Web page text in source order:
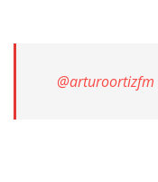
@arturoortizfm